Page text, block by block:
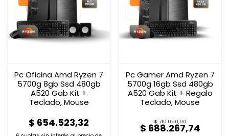
Pc Oficina Amd Ryzen 7
5700g 8gb Ssd 480gb
A520 Gab Kit +
Teclado, Mouse
$ 654.523,32
Pc Gamer Amd Ryzen 7
5700g 16gb Ssd 480gb
A520 Gab Kit + Regalo
Teclado, Mouse
$ 710.050,90
$ 688.267,74